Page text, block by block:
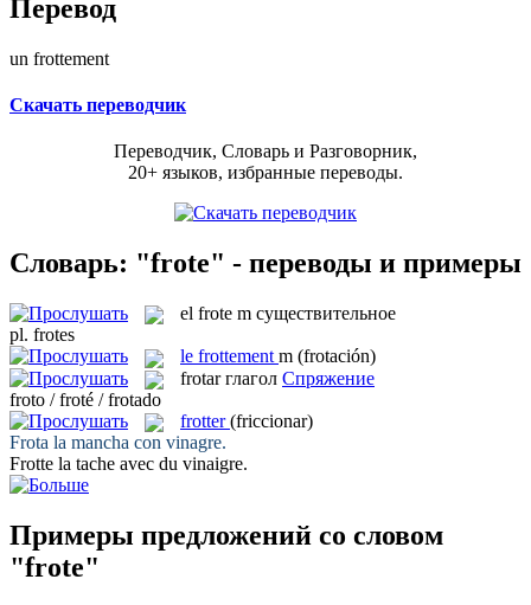
Перевод
un frottement
Скачать переводчик
Переводчик, Словарь и Разговорник,
20+ языков, избранные переводы.
Словарь: "frote" - переводы и примеры
el frote m существительное
pl. frotes
le frottement m (frotación)
frotar глагол Спряжение
froto / froté / frotado
frotter (friccionar)
Frota la mancha con vinagre.
Frotte la tache avec du vinaigre.
Примеры предложений со словом
"frote"